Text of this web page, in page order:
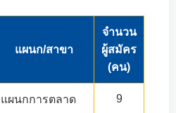
แผนก/สาขา
จำนวน
ผู้สมัคร
(คน)
แผนกการตลาด 9